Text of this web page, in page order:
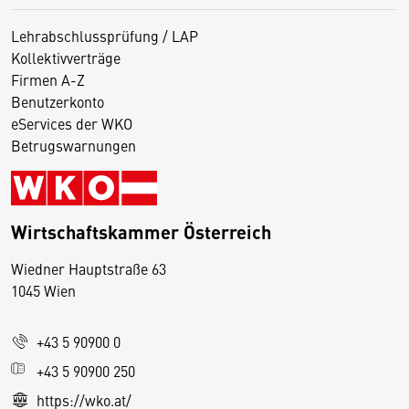
Lehrabschlussprüfung / LAP
Kollektivverträge
Firmen A-Z
Benutzerkonto
eServices der WKO
Betrugswarnungen
Wirtschaftskammer Österreich
Wiedner Hauptstraße 63
1045 Wien
+43 5 90900 0
+43 5 90900 250
https://wko.at/
D
s
e
S